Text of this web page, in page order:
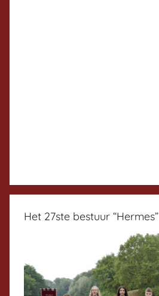
Het 27ste bestuur “Hermes”